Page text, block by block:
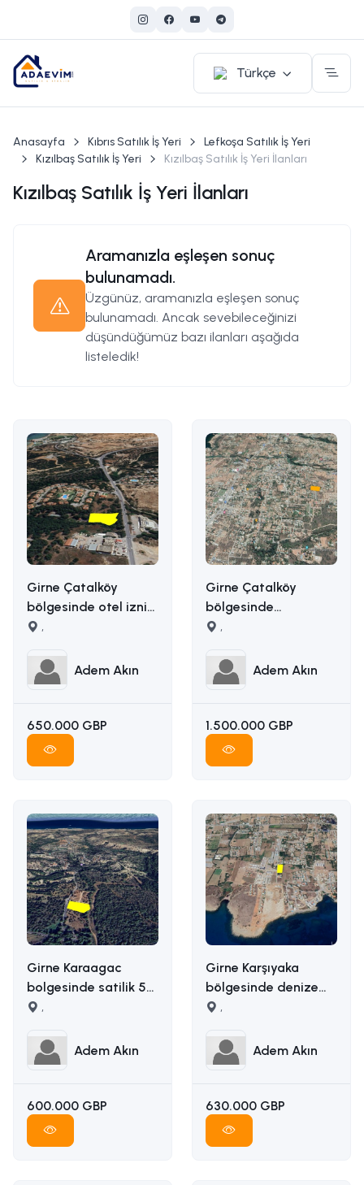
Türkçe
Anasayfa Kıbrıs Satılık İş Yeri
Lefkoşa Satılık İş Yeri
Kızılbaş Satılık İş Yeri
Kızılbaş Satılık İş Yeri İlanları
Kızılbaş Satılık İş Yeri İlanları
Aramanızla eşleşen sonuç
bulunamadı.
Üzgünüz, aramanızla eşleşen sonuç
bulunamadı. Ancak sevebileceğinizi
düşündüğümüz bazı ilanları aşağıda
listeledik!
Girne Çatalköy
bölgesinde otel izni
alınmış 2173m2 satılık
ADEM AKIN
:05338314949
,
Adem Akın
650.000 GBP
Girne Çatalköy
bölgesinde
manzaralı satılık
AKIN : 05338314949
,
Adem Akın
1.500.000 GBP
Girne Karaagac
bolgesinde satilik 5
donum satilik arazi
05338314949
,
Adem Akın
600.000 GBP
Girne Karşıyaka
bölgesinde denize
yakın uygun fiyata
satılık arazi İLETİŞİM
ADEM AKIN
,
Adem Akın
630.000 GBP